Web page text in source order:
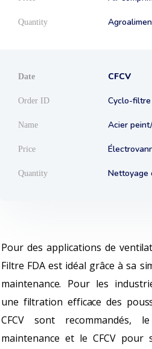
CFCV
Cyclo-
Acier
Nettoyage
Pour des applications de
Filtre FDA est idéal grâce à sa
maintenance. Pour les
une filtration efficace des
CFCV sont
maintenance et le CFCV pour